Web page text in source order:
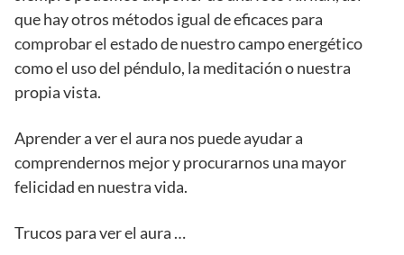
que hay otros métodos igual de eficaces para
comprobar el estado de nuestro campo energético
como el uso del péndulo, la meditación o nuestra
propia vista.
Aprender a ver el aura nos puede ayudar a
comprendernos mejor y procurarnos una mayor
felicidad en nuestra vida.
Trucos para ver el aura …